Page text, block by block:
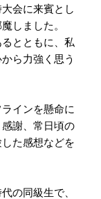
会に来賓とし
しました。
とともに、私
ら力強く思う
インを懸命に
謝、常日頃の
た感想などを
の同級生で、